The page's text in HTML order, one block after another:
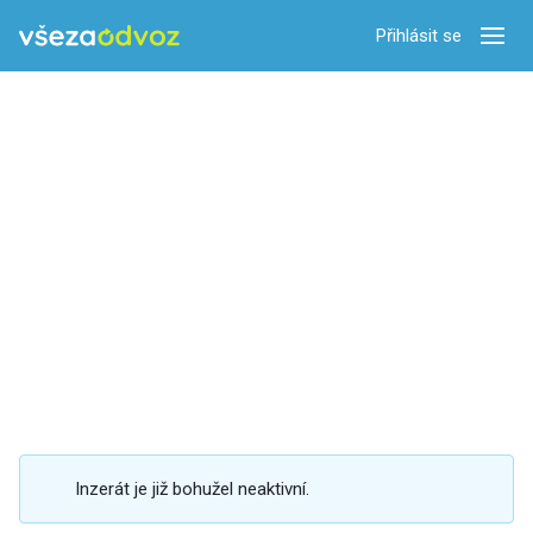
Přihlásit se
Inzerát je již bohužel neaktivní.